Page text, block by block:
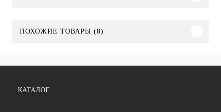
ПОХОЖИЕ ТОВАРЫ (8)
КАТАЛОГ